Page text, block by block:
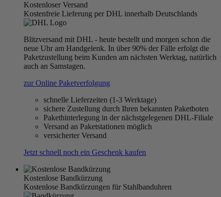
Kostenloser Versand
Kostenfreie Lieferung per DHL innerhalb Deutschlands
Blitzversand mit DHL - heute bestellt und morgen schon die
neue Uhr am Handgelenk. In über 90% der Fälle erfolgt die
Paketzustellung beim Kunden am nächsten Werktag, natürlich
auch an Samstagen.
zur Online Paketverfolgung
schnelle Lieferzeiten (1-3 Werktage)
sichere Zustellung durch Ihren bekannten Paketboten
Pakethinterlegung in der nächstgelegenen DHL-Filiale
Versand an Paketstationen möglich
versicherter Versand
Jetzt schnell noch ein Geschenk kaufen
Kostenlose Bandkürzung
Kostenlose Bandkürzungen für Stahlbanduhren